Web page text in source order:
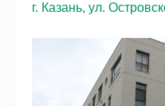
г. Казань, ул.